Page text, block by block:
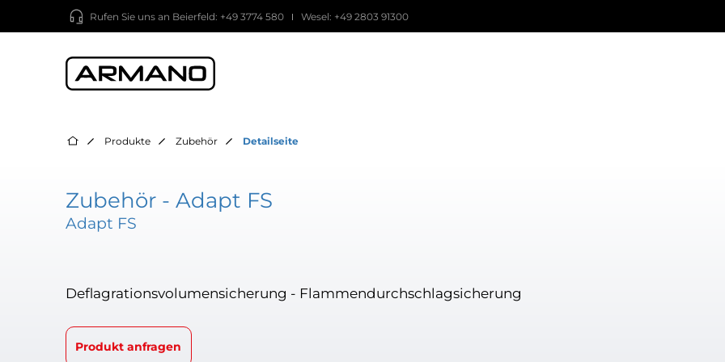
Rufen Sie uns an Beierfeld: +49 3774 580 Wesel: +49 2803 91300
Produkte Zubehör Detailseite
Zubehör - Adapt FS
Adapt FS
Deflagrationsvolumensicherung - Flammendurchschlagsicherung
Produkt anfragen